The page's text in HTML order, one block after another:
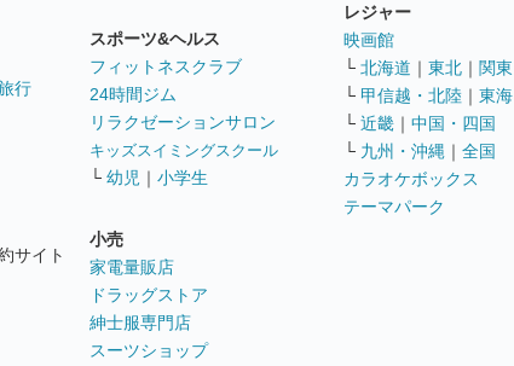
行
サイト
スポーツ&ヘルス
フィットネスクラブ
24時間ジム
リラクゼーションサロン
キッズスイミングスクール
└ 幼児 ｜ 小学生
小売
家電量販店
ドラッグストア
紳士服専門店
スーツショップ
レジャー
映画館
└ 北海道 ｜ 東北 ｜ 関東
└ 甲信越・北陸 ｜ 東海
└ 近畿 ｜ 中国・四国
└ 九州・沖縄 ｜ 全国
カラオケボックス
テーマパーク